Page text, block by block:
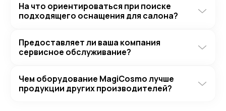
На что ориентироваться при поиске
подходящего оснащения для салона?
Предоставляет ли ваша компания
сервисное обслуживание?
Чем оборудование MagiCosmo лучше
продукции других производителей?